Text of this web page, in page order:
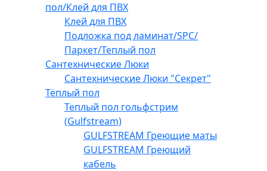
пол/Клей для ПВХ
Клей для ПВХ
Подложка под ламинат/SPC/
Паркет/Теплый пол
Сантехнические Люки
Сантехнические Люки "Секрет"
Тёплый пол
Теплый пол гольфстрим
(Gulfstream)
GULFSTREAM Греющие маты
GULFSTREAM Греющий
кабель